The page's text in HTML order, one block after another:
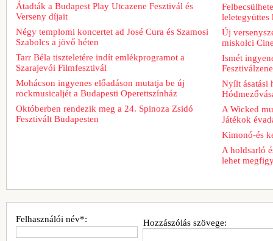
Átadták a Budapest Play Utcazene Fesztivál és
Verseny díjait
Négy templomi koncertet ad José Cura és Szamosi
Szabolcs a jövő héten
Tarr Béla tiszteletére indít emlékprogramot a
Szarajevói Filmfesztivál
Mohácson ingyenes előadáson mutatja be új
rockmusicaljét a Budapesti Operettszínház
Októberben rendezik meg a 24. Spinoza Zsidó
Fesztivált Budapesten
leletegyüttes
Új
miskolci
Ismét
Nyílt ásatási
A Wicked
Játékok
Kimonó-és
A holdsarló
lehet
Hozzászólás szövege:
Felhasználói név*: